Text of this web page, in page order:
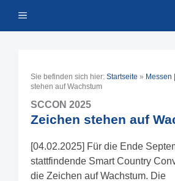
Inhalt Menü
Sie befinden sich hier: Startseite » Messen
stehen auf Wachstum
SCCON 2025
Zeichen stehen auf
[04.02.2025] Für die Ende
stattfindende Smart Country
die Zeichen auf Wachstum. Die